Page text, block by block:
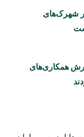
شهرک‌های
همکاری‌های